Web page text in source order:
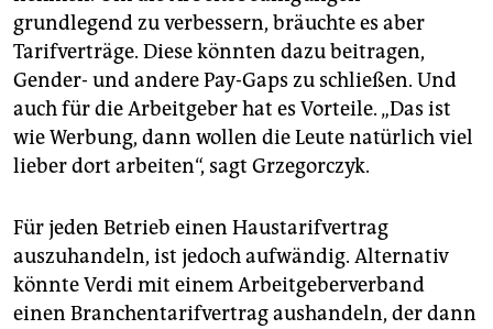
grundlegend zu verbessern, bräuchte es aber
Tarifverträge. Diese könnten dazu beitragen,
Gender- und andere Pay-Gaps zu schließen. Und
auch für die Arbeitgeber hat es Vorteile. „Das ist
wie Werbung, dann wollen die Leute natürlich viel
lieber dort arbeiten“, sagt Grzegorczyk.
Für jeden Betrieb einen Haustarifvertrag
auszuhandeln, ist jedoch aufwändig. Alternativ
könnte Verdi mit einem Arbeitgeberverband
einen Branchentarifvertrag aushandeln, der dann